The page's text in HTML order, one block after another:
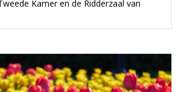
Kamer en de Ridderzaal van